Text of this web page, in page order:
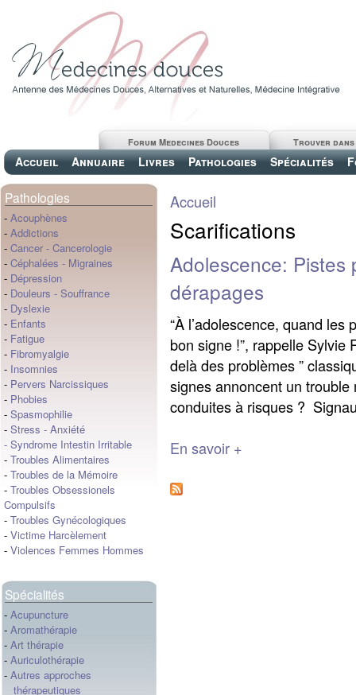
Accueil Annuaire Livres Pathologies Spécialités
Trouver
Forum Medecines Douces
Pathologies
- Acouphènes
- Addictions
- Cancer - Cancerologie
- Céphalées - Migraines
- Dépression
- Douleurs - Souffrance
- Dyslexie
- Enfants
- Fatigue
- Fibromyalgie
- Insomnies
- Pervers Narcissiques
- Phobies
- Spasmophilie
- Stress - Anxiété
- Syndrome Intestin Irritable
- Troubles Alimentaires
- Troubles de la Mémoire
- Troubles Obsessionels
Compulsifs
- Troubles Gynécologiques
- Victime Harcèlement
- Violences Femmes Hommes
Spécialités
- Acupuncture
- Aromathérapie
- Art thérapie
- Auriculothérapie
- Autres approches
thérapeutiques
Accueil
Scarifications
Adolescence: Pistes
dérapages
“À l’adolescence, quand les
bon signe !”, rappelle Sylvie
delà des problèmes ”
signes annoncent un
conduites à risques ?
En savoir +